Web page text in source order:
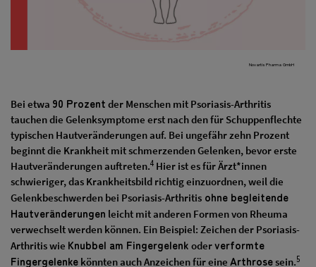
Novartis Pharma GmbH
Bei etwa 90 Prozent der Menschen mit Psoriasis-Arthritis
tauchen die Gelenksymptome erst nach den für Schuppenflechte
typischen Hautveränderungen auf. Bei ungefähr zehn Prozent
beginnt die Krankheit mit schmerzenden Gelenken, bevor erste
Hautveränderungen auftreten.4 Hier ist es für Ärzt*innen
schwieriger, das Krankheitsbild richtig einzuordnen, weil die
Gelenkbeschwerden bei Psoriasis-Arthritis ohne begleitende
Hautveränderungen leicht mit anderen Formen von Rheuma
verwechselt werden können. Ein Beispiel: Zeichen der Psoriasis-
Arthritis wie Knubbel am Fingergelenk oderverformte
Fingergelenke könnten auch Anzeichen für eine Arthrosesein.5